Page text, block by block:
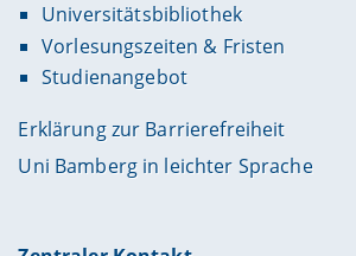
Universitätsbibliothek
Vorlesungszeiten & Fristen
Studienangebot
Erklärung zur Barrierefreiheit
Uni Bamberg in leichter Sprache